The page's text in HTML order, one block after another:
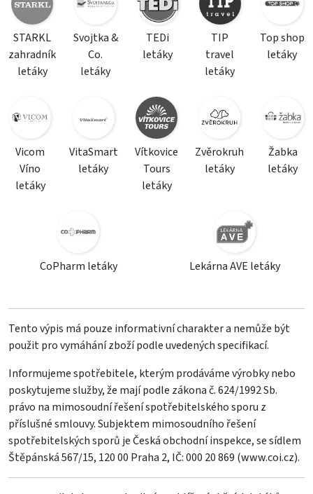
STARKL
zahradník
letáky
Svojtka &
Co.
letáky
TEDi
letáky
TIP
travel
letáky
Top shop
letáky
Vicom
Víno
letáky
VitaSmart
letáky
Vítkovice
Tours
letáky
Zvěrokruh
letáky
Žabka
letáky
CoPharm letáky Lekárna AVE letáky
Tento výpis má pouze informativní charakter a nemůže být
použit pro vymáhání zboží podle uvedených specifikací.
Informujeme spotřebitele, kterým prodáváme výrobky nebo
poskytujeme služby, že mají podle zákona č. 624/1992 Sb.
právo na mimosoudní řešení spotřebitelského sporu z
příslušné smlouvy. Subjektem mimosoudního řešení
spotřebitelských sporů je Česká obchodní inspekce, se sídlem
Štěpánská 567/15, 120 00 Praha 2, IČ: 000 20 869 (www.coi.cz).